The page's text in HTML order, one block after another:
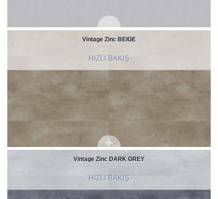
Vintage Zinc BEIGE
HIZLI BAKIŞ
Vintage Zinc DARK GREY
HIZLI BAKIŞ